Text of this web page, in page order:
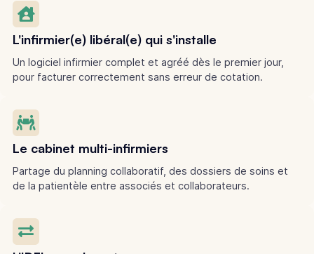
L'infirmier(e) libéral(e) qui s'installe
Un logiciel infirmier complet et agréé dès le premier jour,
pour facturer correctement sans erreur de cotation.
Le cabinet multi-infirmiers
Partage du planning collaboratif, des dossiers de soins et
de la patientèle entre associés et collaborateurs.